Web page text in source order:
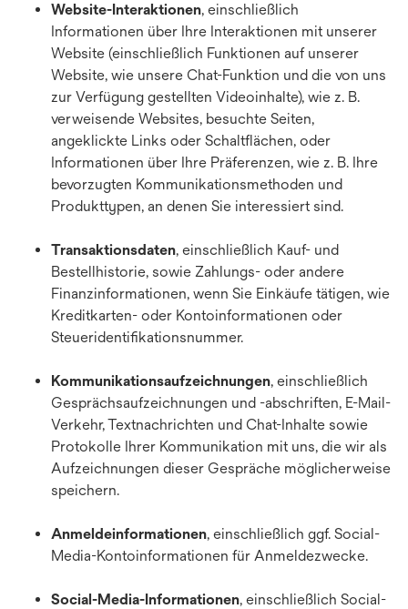
Website-Interaktionen, einschließlich
Informationen über Ihre Interaktionen mit unserer
Website (einschließlich Funktionen auf unserer
Website, wie unsere Chat-Funktion und die von uns
zur Verfügung gestellten Videoinhalte), wie z. B.
verweisende Websites, besuchte Seiten,
angeklickte Links oder Schaltflächen, oder
Informationen über Ihre Präferenzen, wie z. B. Ihre
bevorzugten Kommunikationsmethoden und
Produkttypen, an denen Sie interessiert sind.
Transaktionsdaten, einschließlich Kauf- und
Bestellhistorie, sowie Zahlungs- oder andere
Finanzinformationen, wenn Sie Einkäufe tätigen, wie
Kreditkarten- oder Kontoinformationen oder
Steueridentifikationsnummer.
Kommunikationsaufzeichnungen, einschließlich
Gesprächsaufzeichnungen und -abschriften, E-Mail-
Verkehr, Textnachrichten und Chat-Inhalte sowie
Protokolle Ihrer Kommunikation mit uns, die wir als
Aufzeichnungen dieser Gespräche möglicherweise
speichern.
Anmeldeinformationen, einschließlich ggf. Social-
Media-Kontoinformationen für Anmeldezwecke.
Social-Media-Informationen, einschließlich Social-